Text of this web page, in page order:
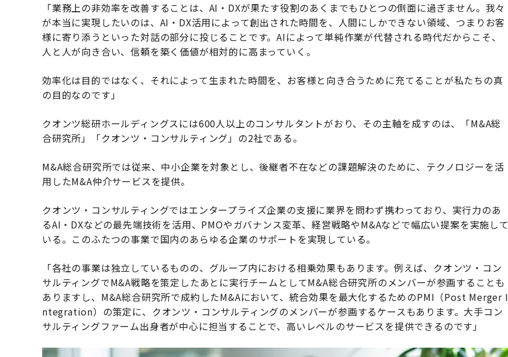
「業務上の非効率を改善することは、AI・DXが果たす役割のあくまでもひとつの側面に過ぎません。我々
が本当に実現したいのは、AI・DX活用によって創出された時間を、人間にしかできない領域、つまりお客
様に寄り添うといった対話の部分に投じることです。AIによって単純作業が代替される時代だからこそ、
人と人が向き合い、信頼を築く価値が相対的に高まっていく。
効率化は目的ではなく、それによって生まれた時間を、お客様と向き合うために充てることが私たちの真
の目的なのです」
クオンツ総研ホールディングスには600人以上のコンサルタントがおり、その主軸を成すのは、「M&A総
合研究所」「クオンツ・コンサルティング」の2社である。
M&A総合研究所では従来、中小企業を対象とし、後継者不在などの課題解決のために、テクノロジーを活
用したM&A仲介サービスを提供。
クオンツ・コンサルティングではエンタープライズ企業の支援に業界を問わず携わっており、実行力のあ
るAI・DXなどの最先端技術を活用、PMOやガバナンス変革、経営戦略やM&Aなどで幅広い提案を実施して
いる。このふたつの事業で国内のあらゆる企業のサポートを実現している。
「各社の事業は独立しているものの、グループ内における相乗効果もあります。例えば、クオンツ・コン
サルティングでM&A戦略を策定したあとに実行チームとしてM&A総合研究所のメンバーが参画することも
ありますし、M&A総合研究所で成約したM&Aにおいて、統合効果を最大化するためのPMI（Post Merger I
ntegration）の策定に、クオンツ・コンサルティングのメンバーが参画するケースもあります。大手コン
サルティングファーム出身者が中心に担当することで、高いレベルのサービスを提供できるのです」